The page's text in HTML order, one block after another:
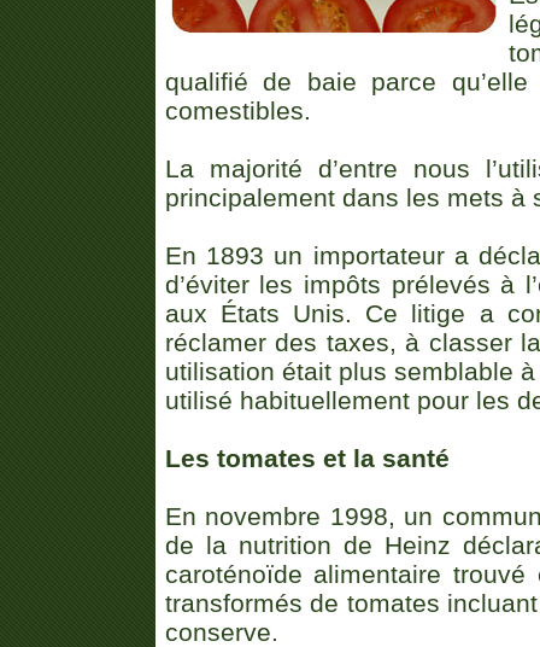
qualifié de baie parce
comestibles.
La majorité d’entre nous
principalement dans les mets à
En 1893 un importateur a
d’éviter les impôts prélevés à
aux États Unis. Ce litige a
réclamer des taxes, à classer
utilisation était plus semblable
utilisé habituellement pour les
Les tomates et la santé
En novembre 1998, un
de la nutrition de Heinz
caroténoïde alimentaire
transformés de tomates
conserve.